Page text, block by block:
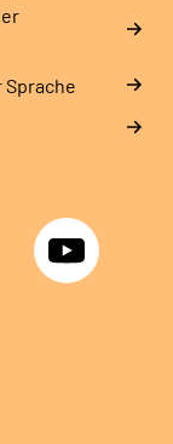
YouTube